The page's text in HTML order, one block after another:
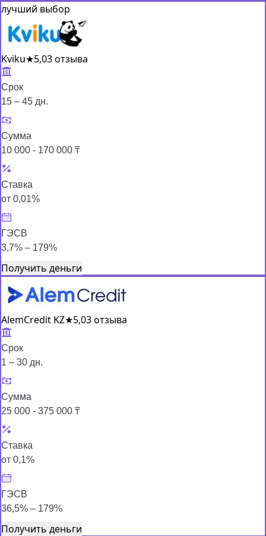
лучший выбор
Kviku★5,03 отзыва
Срок
15 – 45 дн.
Сумма
10 000 - 170 000 ₸
Ставка
от 0,01%
ГЭСВ
3,7% – 179%
Получить деньги
AlemCredit KZ★5,03 отзыва
Срок
1 – 30 дн.
Сумма
25 000 - 375 000 ₸
Ставка
от 0,1%
ГЭСВ
36,5% – 179%
Получить деньги